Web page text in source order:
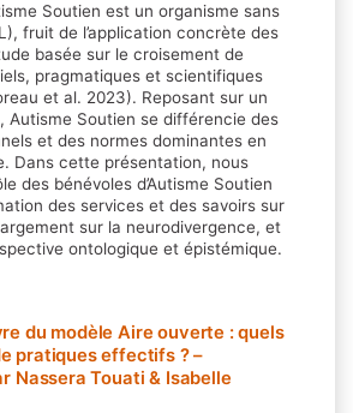
Soutien est un organisme sans
fruit de l’application concrète des
basée sur le croisement de
pragmatiques et scientifiques
et al. 2023). Reposant sur un
Autisme Soutien se différencie des
et des normes dominantes en
Dans cette présentation, nous
des bénévoles d’Autisme Soutien
des services et des savoirs sur
sur la neurodivergence, et
ontologique et épistémique.
du modèle Aire ouverte : quels
pratiques effectifs ? –
Nassera Touati & Isabelle